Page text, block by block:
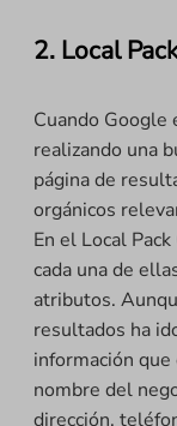
2. Local
Cuando Google
realizando una
página de
orgánicos
En el Local
cada una de
atributos.
resultados ha
información
nombre del
dirección,